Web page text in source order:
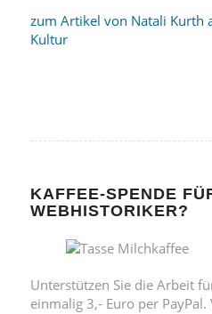
zum Artikel von Natali Kurth
Kultur
KAFFEE-SPENDE
WEBHISTORIKER?
Unterstützen Sie die Arbeit
einmalig 3,- Euro per PayPal.